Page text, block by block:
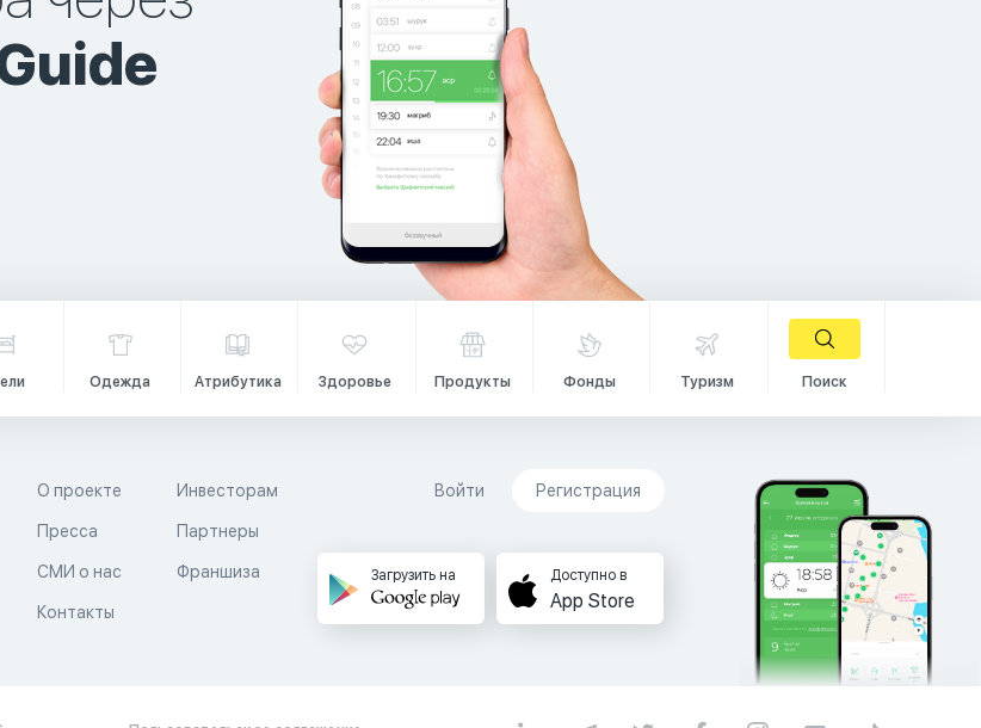
Одежда Атрибутика Здоровье Продукты Фонды Туризм Поиск
О проекте
Пресса
СМИ о нас
Контакты
Инвесторам
Партнеры
Франшиза
Войти Регистрация
Загрузить на Доступно в
App Store